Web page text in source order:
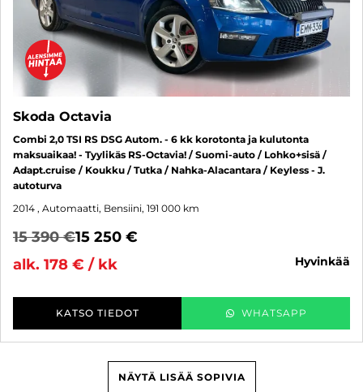
Skoda Octavia
Combi 2,0 TSI RS DSG Autom. - 6 kk korotonta ja kulutonta
maksuaikaa! - Tyylikäs RS-Octavia! / Suomi-auto / Lohko+sisä /
Adapt.cruise / Koukku / Tutka / Nahka-Alacantara / Keyless - J.
autoturva
2014 , Automaatti, Bensiini, 191 000 km
15 390 €15 250 €
alk. 178 € / kk
hyvinkää
KATSO TIEDOT WHATSAPP
NÄYTÄ LISÄÄ SOPIVIA